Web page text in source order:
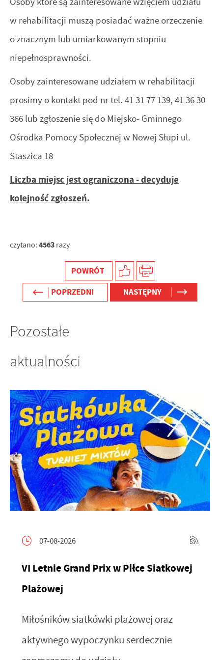
w rehabilitacji muszą posiadać ważne orzeczenie
o znacznym lub umiarkowanym stopniu
niepełnosprawności.
Osoby zainteresowane udziałem w rehabilitacji
prosimy o kontakt pod nr tel. 41 31 77 139, 41 36 30
366 lub zgłoszenie się do Miejsko- Gminnego
Ośrodka Pomocy Społecznej w Nowej Słupi ul.
Staszica 18
Liczba miejsc jest ograniczona - decyduje
kolejność zgłoszeń.
czytano: 4563 razy
POWRÓT
POPRZEDNI
NASTĘPNY
Pozostałe
aktualności
07-08-2026
VI Letnie Grand Prix w Piłce Siatkowej
Plażowej
Miłośników siatkówki plażowej oraz
aktywnego wypoczynku serdecznie
internetowych pod względem ich popularności wśród
użytkowników. Zgromadzone informacje są przetwarzane w
formie zanonimizowanej. Wyrażenie zgody na analityczne
funkcjonalności.
Reklamowe
Dzięki reklamowym plikom cookies prezentujemy Ci
najciekawsze informacje i aktualności na stronach naszych
partnerów.
komunikatów na podstawie analizy Twoich upodobań oraz
Twoich zwyczajów dotyczących przeglądanej witryny
internetowej. Treści promocyjne mogą pojawić się na
partnerami oraz innych dostawców usług. Firmy te działają
w charakterze pośredników prezentujących nasze treści w
Więcej